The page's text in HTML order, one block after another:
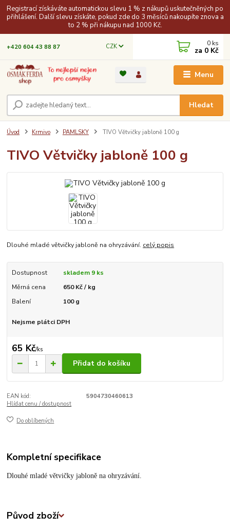
Registrací získáváte automatickou slevu 1 % z nákupů uskutečněných po
přihlášení. Další slevu získáte, pokud zde do 3 měsíců nakoupíte znova a
to 2 % při nákupu nad 1000 Kč.
Menu
CZK
Hledat
+420 604 43 88 87 0 ks
za 0 Kč
Úvod Krmivo PAMLSKY TIVO Větvičky jabloně 100 g
TIVO Větvičky jabloně 100 g
Dlouhé mladé větvičky jabloně na ohryzávání. celý popis
Dostupnost
skladem 9 ks
Měrná cena
650 Kč / kg
Balení
100 g
Nejsme plátci DPH
65 Kč/ks
Přidat do košíku
EAN kód:
5904730460613
Hlídat cenu / dostupnost
Do oblíbených
Kompletní specifikace
Dlouhé mladé větvičky jabloně na ohryzávání.
Původ zboží